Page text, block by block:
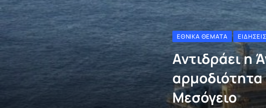
ΕΘΝΙΚΆ ΘΈΜΑΤΑ
Αντιδράει η
Μεσόγειο